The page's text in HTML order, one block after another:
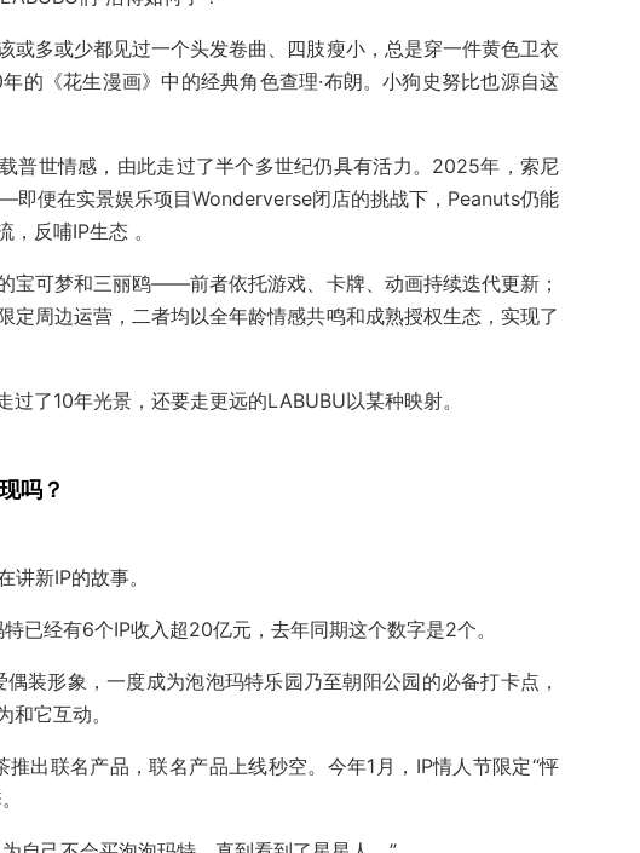
或多或少都见过一个头发卷曲、四肢瘦小，总是穿一件黄色卫衣
的《花生漫画》中的经典角色查理·布朗。小狗史努比也源自这
普世情感，由此走过了半个多世纪仍具有活力。2025年，索尼
便在实景娱乐项目Wonderverse闭店的挑战下，Peanuts仍能
反哺IP生态 。
宝可梦和三丽鸥——前者依托游戏、卡牌、动画持续迭代更新；
定周边运营，二者均以全年龄情感共鸣和成熟授权生态，实现了
过了10年光景，还要走更远的LABUBU以某种映射。
吗？
新IP的故事。
已经有6个IP收入超20亿元，去年同期这个数字是2个。
装形象，一度成为泡泡玛特乐园乃至朝阳公园的必备打卡点，
和它互动。
出联名产品，联名产品上线秒空。今年1月，IP情人节限定“怦